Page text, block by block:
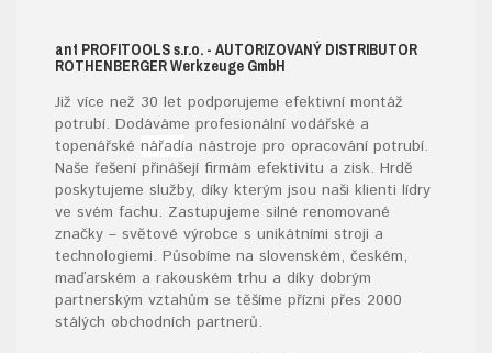
ant PROFITOOLSs.r.o. - AUTORIZOVANÝ DISTRIBUTOR
ROTHENBERGER Werkzeuge GmbH
Již více než 30 let podporujeme efektivní montáž
potrubí. Dodáváme profesionální vodářské a
topenářské nářadía nástroje pro opracování potrubí.
Naše řešení přinášejí firmám efektivitu a zisk. Hrdě
poskytujeme služby, díky kterým jsou naši klienti lídry
ve svém fachu. Zastupujeme silné renomované
značky – světové výrobce s unikátními stroji a
technologiemi. Působíme na slovenském, českém,
maďarském a rakouském trhu a díky dobrým
partnerským vztahům se těšíme přízni přes 2000
stálých obchodních partnerů.